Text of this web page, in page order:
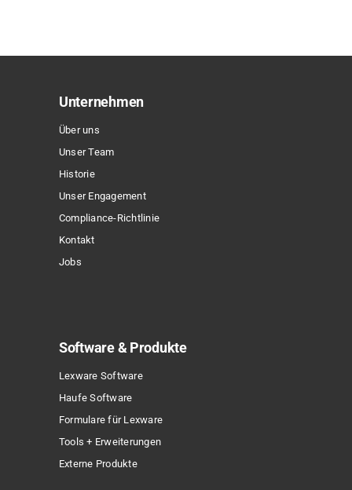
Unternehmen
Über uns
Unser Team
Historie
Unser Engagement
Compliance-Richtlinie
Kontakt
Jobs
Software & Produkte
Lexware Software
Haufe Software
Formulare für Lexware
Tools + Erweiterungen
Externe Produkte